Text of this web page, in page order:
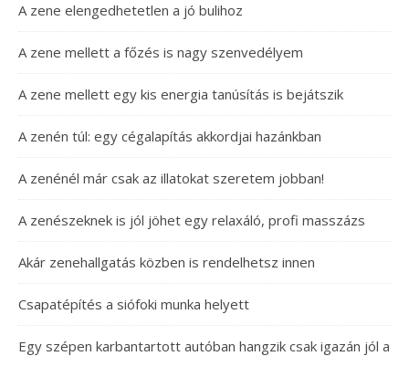
A zene elengedhetetlen a jó bulihoz
A zene mellett a főzés is nagy szenvedélyem
A zene mellett egy kis energia tanúsítás is bejátszik
A zenén túl: egy cégalapítás akkordjai hazánkban
A zenénél már csak az illatokat szeretem jobban!
A zenészeknek is jól jöhet egy relaxáló, profi masszázs
Akár zenehallgatás közben is rendelhetsz innen
Csapatépítés a siófoki munka helyett
Egy szépen karbantartott autóban hangzik csak igazán jól a